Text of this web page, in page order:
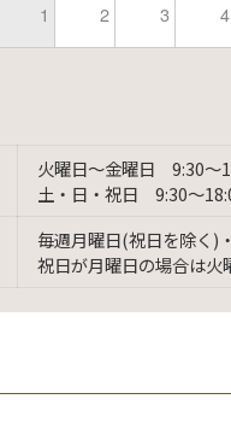
1 2 3 4
火曜日〜金曜日 9:30〜
土・日・祝日 9:30〜
毎週月曜日(祝日を除く)
祝日が月曜日の場合は